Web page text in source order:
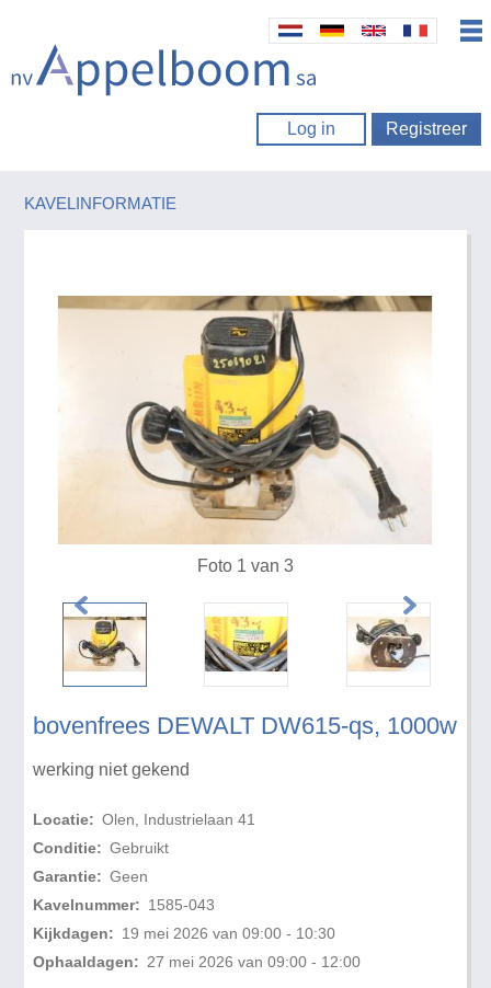
Log in Registreer
KAVELINFORMATIE
bovenfrees DEWALT DW615-qs, 1000w
werking niet gekend
Locatie: Olen, Industrielaan 41
Conditie: Gebruikt
Garantie: Geen
Kavelnummer: 1585-043
Kijkdagen: 19 mei 2026 van 09:00 - 10:30
Ophaaldagen: 27 mei 2026 van 09:00 - 12:00
Foto 1 van 3